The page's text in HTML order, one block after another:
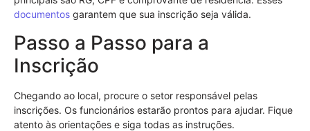
documentos garantem que sua inscrição seja válida.
Passo a Passo para a
Inscrição
Chegando ao local, procure o setor responsável pelas
inscrições. Os funcionários estarão prontos para ajudar. Fique
atento às orientações e siga todas as instruções.